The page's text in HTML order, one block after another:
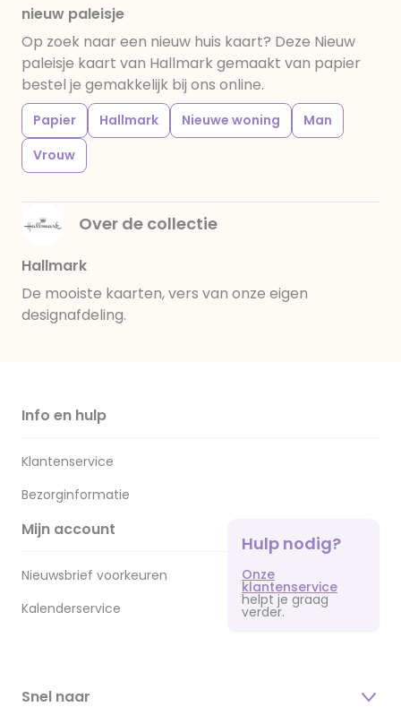
nieuw paleisje
Op zoek naar een nieuw huis kaart? Deze Nieuw
paleisje kaart van Hallmark gemaakt van papier
bestel je gemakkelijk bij ons online.
Papier Hallmark Nieuwe woning
Man
Vrouw
Over de collectie
Hallmark
De mooiste kaarten, vers van onze eigen
designafdeling.
Info en hulp
Klantenservice
Bezorginformatie
Mijn account
Nieuwsbrief voorkeuren
Kalenderservice
Hulp nodig?
Onze
klantenservice
helpt je graag
verder.
Snel naar